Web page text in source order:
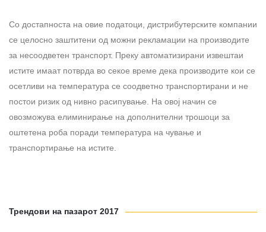
Со достапноста на овие податоци, дистрибутерските компании
се целосно заштитени од можни рекламации на производите
за несоодветен транспорт. Преку автоматизирани извештаи
истите имаат потврда во секое време дека производите кои се
осетливи на температура се соодветно транспортирани и не
постои ризик од нивно расипување. На овој начин се
овозможува елиминирање на дополнителни трошоци за
оштетена роба поради температура на чување и
транспортирање на истите.
Трендови на пазарот 2017